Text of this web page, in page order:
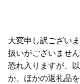
大変申し訳ござい
扱いがございません
恐れ入りますが、
か、ほかの返礼品